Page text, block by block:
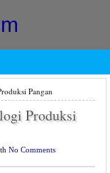
Pangan
Produksi
No Comments